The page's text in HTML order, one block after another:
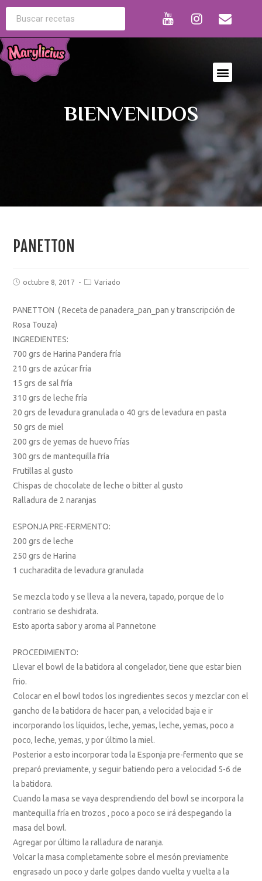
BIENVENIDOS
PANETTON
octubre 8, 2017 Variado
PANETTON ( Receta de panadera_pan_pan y transcripción de
Rosa Touza)
INGREDIENTES:
700 grs de Harina Pandera fría
210 grs de azúcar fría
15 grs de sal fría
310 grs de leche fría
20 grs de levadura granulada o 40 grs de levadura en pasta
50 grs de miel
200 grs de yemas de huevo frías
300 grs de mantequilla fría
Frutillas al gusto
Chispas de chocolate de leche o bitter al gusto
Ralladura de 2 naranjas
ESPONJA PRE-FERMENTO:
200 grs de leche
250 grs de Harina
1 cucharadita de levadura granulada
Se mezcla todo y se lleva a la nevera, tapado, porque de lo
contrario se deshidrata.
Esto aporta sabor y aroma al Pannetone
PROCEDIMIENTO:
Llevar el bowl de la batidora al congelador, tiene que estar bien
frio.
Colocar en el bowl todos los ingredientes secos y mezclar con el
gancho de la batidora de hacer pan, a velocidad baja e ir
incorporando los líquidos, leche, yemas, leche, yemas, poco a
poco, leche, yemas, y por último la miel.
Posterior a esto incorporar toda la Esponja pre-fermento que se
preparó previamente, y seguir batiendo pero a velocidad 5-6 de
la batidora.
Cuando la masa se vaya desprendiendo del bowl se incorpora la
mantequilla fría en trozos , poco a poco se irá despegando la
masa del bowl.
Agregar por último la ralladura de naranja.
Volcar la masa completamente sobre el mesón previamente
engrasado un poco y darle golpes dando vuelta y vuelta a la